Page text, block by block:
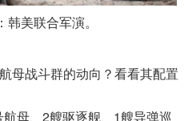
美联合军演。
战斗群的动向？看看其配置
母、2艘驱逐舰、1艘导弹巡